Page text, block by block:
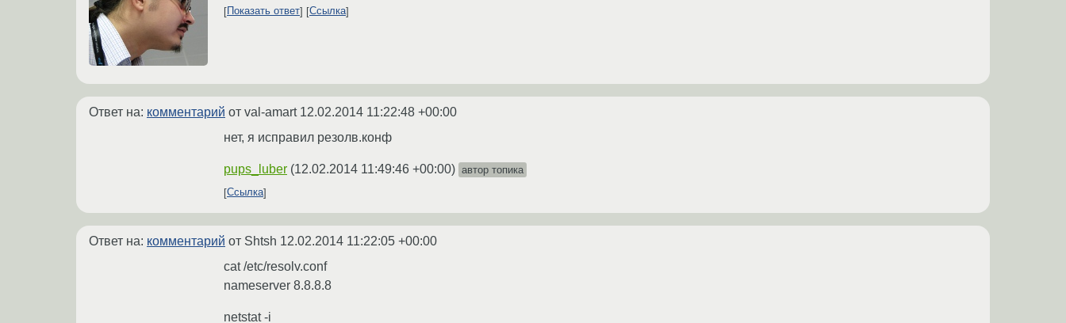
Показать ответ Ссылка
Ответ на: комментарий от val-amart 12.02.2014 11:22:48 +00:00
нет, я исправил резолв.конф
pups_luber (12.02.2014 11:49:46 +00:00) автор топика
Ссылка
Ответ на: комментарий от Shtsh 12.02.2014 11:22:05 +00:00
cat /etc/resolv.conf
nameserver 8.8.8.8
netstat -i